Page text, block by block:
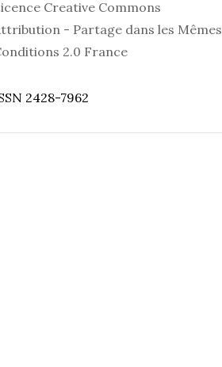
Creative Commons
- Partage dans les Mêmes
2.0 France
2428-7962